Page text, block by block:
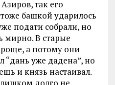
так его
башкой ударилось
подати собрали, но
мирно. В старые
а потому они
уже дадена”, но
и князь настаивал.